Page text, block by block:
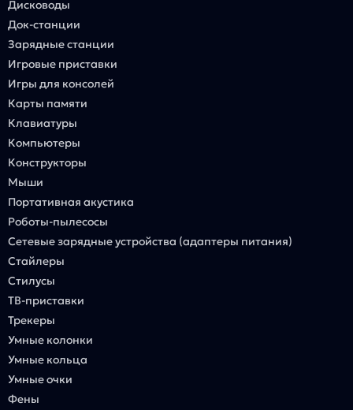
Дисководы
Док-станции
Зарядные станции
Игровые приставки
Игры для консолей
Карты памяти
Клавиатуры
Компьютеры
Конструкторы
Мыши
Портативная акустика
Роботы-пылесосы
Сетевые зарядные устройства (адаптеры питания)
Стайлеры
Стилусы
ТВ-приставки
Трекеры
Умные колонки
Умные кольца
Умные очки
Фены